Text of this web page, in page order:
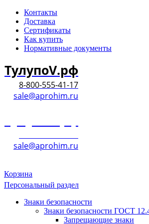
Контакты
Доставка
Сертификаты
Как купить
Нормативные документы
ТулупоV.рф
8-800-555-41-17
sale@aprohim.ru
sale@aprohim.ru
Корзина
Персональный раздел
Знаки безопасности
Знаки безопасности ГОСТ
Запрещающие знаки